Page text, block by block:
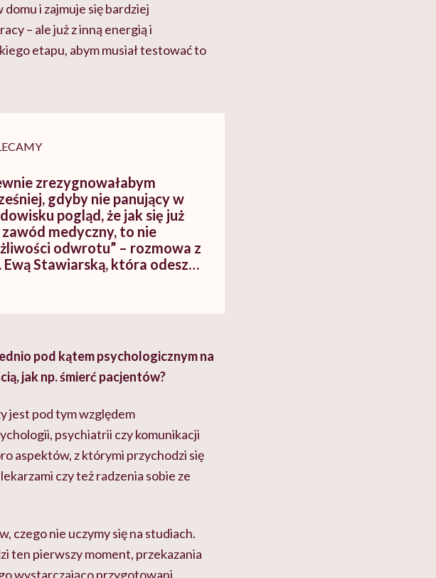
i zajmuje się bardziej
– ale już z inną energią i
etapu, abym musiał testować to
zrezygnowałabym
gdyby nie panujący w
pogląd, że jak się już
zawód medyczny, to nie
odwrotu” – rozmowa z
Ewą Stawiarską, która odeszła
pod kątem psychologicznym na
jak np. śmierć pacjentów?
jest pod tym względem
psychiatrii czy komunikacji
aspektów, z którymi przychodzi się
czy też radzenia sobie ze
czego nie uczymy się na studiach.
ten pierwszy moment, przekazania
wystarczająco przygotowani.